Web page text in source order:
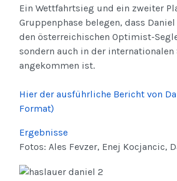
Ein Wettfahrtsieg und ein zweiter
Gruppenphase belegen, dass
den österreichischen Optimist-
sondern auch in der internationalen
angekommen ist.
Hier der ausführliche Bericht von
Format)
Ergebnisse
Fotos: Ales Fevzer, Enej Kocjancic,